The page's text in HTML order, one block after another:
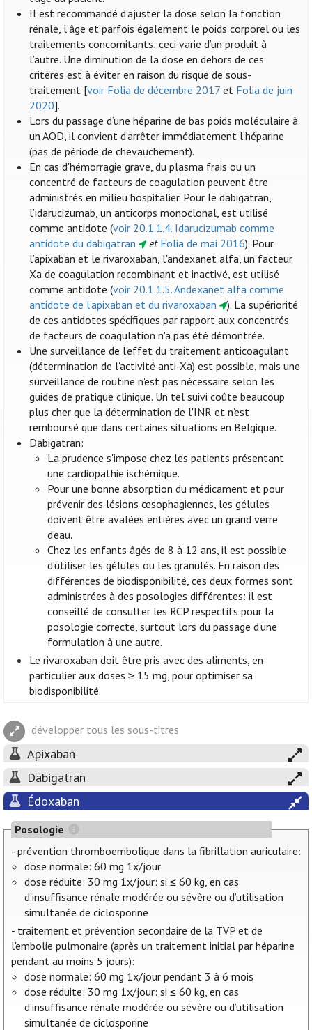
Il est recommandé d’ajuster la dose selon la fonction
rénale, l’âge et parfois également le poids corporel ou les
traitements concomitants; ceci varie d’un produit à
l’autre. Une diminution de la dose en dehors de ces
critères est à éviter en raison du risque de sous-
traitement [voir Folia de décembre 2017 et Folia de juin
2020].
Lors du passage d’une héparine de bas poids moléculaire à
un AOD, il convient d’arrêter immédiatement l’héparine
(pas de période de chevauchement).
En cas d'hémorragie grave, du plasma frais ou un
concentré de facteurs de coagulation peuvent être
administrés en milieu hospitalier. Pour le dabigatran,
l’idarucizumab, un anticorps monoclonal, est utilisé
comme antidote (voir 20.1.1.4. Idarucizumab comme
antidote du dabigatran
et Folia de mai 2016). Pour
l’apixaban et le rivaroxaban, l'andexanet alfa, un facteur
Xa de coagulation recombinant et inactivé, est utilisé
comme antidote (voir 20.1.1.5. Andexanet alfa comme
antidote de l’apixaban et du rivaroxaban
). La supériorité
de ces antidotes spécifiques par rapport aux concentrés
de facteurs de coagulation n'a pas été démontrée.
Une surveillance de l'effet du traitement anticoagulant
(détermination de l'activité anti-Xa) est possible, mais une
surveillance de routine n'est pas nécessaire selon les
guides de pratique clinique. Un tel suivi coûte beaucoup
plus cher que la détermination de l'INR et n’est
remboursé que dans certaines situations en Belgique.
Dabigatran:
La prudence s'impose chez les patients présentant
une cardiopathie ischémique.
Pour une bonne absorption du médicament et pour
prévenir des lésions œsophagiennes, les gélules
doivent être avalées entières avec un grand verre
d’eau.
Chez les enfants âgés de 8 à 12 ans, il est possible
d’utiliser les gélules ou les granulés. En raison des
différences de biodisponibilité, ces deux formes sont
administrées à des posologies différentes: il est
conseillé de consulter les RCP respectifs pour la
posologie correcte, surtout lors du passage d’une
formulation à une autre.
Le rivaroxaban doit être pris avec des aliments, en
particulier aux doses ≥ 15 mg, pour optimiser sa
biodisponibilité.
développer tous les sous-titres
Apixaban
Dabigatran
Édoxaban
Posologie
- prévention thromboembolique dans la fibrillation auriculaire:
dose normale: 60 mg 1x/jour
dose réduite: 30 mg 1x/jour: si ≤ 60 kg, en cas
d’insuffisance rénale modérée ou sévère ou d’utilisation
simultanée de ciclosporine
- traitement et prévention secondaire de la TVP et de
l'embolie pulmonaire (après un traitement initial par héparine
pendant au moins 5 jours):
dose normale: 60 mg 1x/jour pendant 3 à 6 mois
dose réduite: 30 mg 1x/jour: si ≤ 60 kg, en cas
d’insuffisance rénale modérée ou sévère ou d’utilisation
simultanée de ciclosporine